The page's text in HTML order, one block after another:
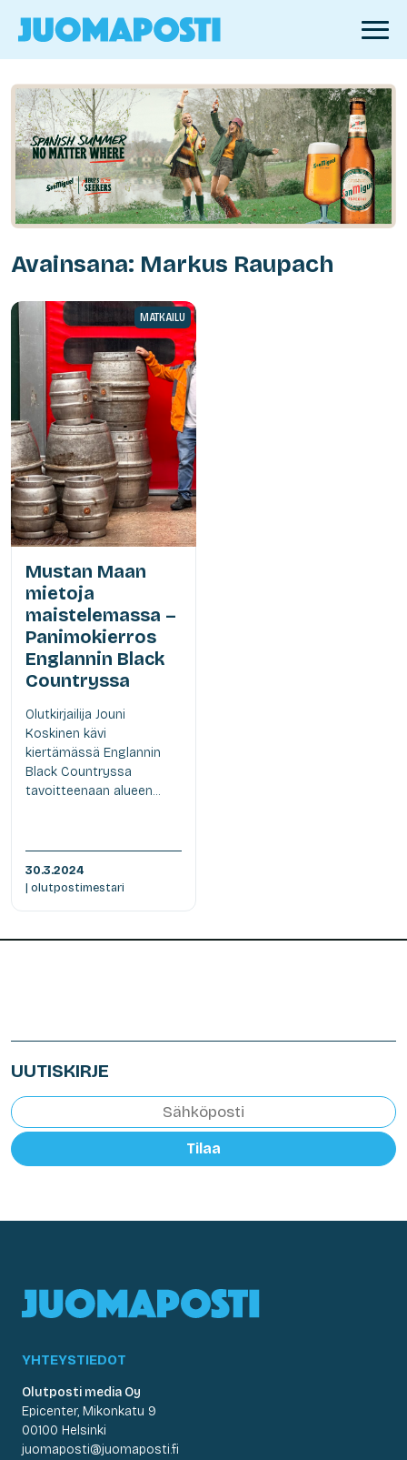
Avainsana: Markus Raupach
MATKAILU
Mustan Maan
mietoja
maistelemassa –
Panimokierros
Englannin Black
Countryssa
Olutkirjailija Jouni
Koskinen kävi
kiertämässä Englannin
Black Countryssa
tavoitteenaan alueen...
30.3.2024
| olutpostimestari
UUTISKIRJE
Tilaa
YHTEYSTIEDOT
Olutposti media Oy
Epicenter, Mikonkatu 9
00100 Helsinki
juomaposti@juomaposti.fi